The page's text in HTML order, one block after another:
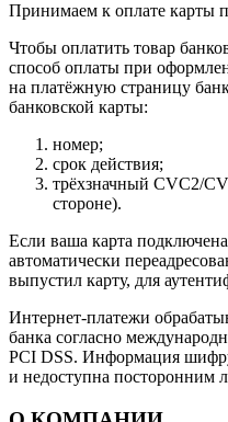
Принимаем к оплате карты
Чтобы оплатить товар
способ оплаты при
на платёжную страницу
банковской карты:
номер;
срок действия;
трёхзначный CVC2/
стороне).
Если ваша карта
автоматически
выпустил карту, для
Интернет-платежи
банка согласно
PCI DSS. Информация
и недоступна посторонним